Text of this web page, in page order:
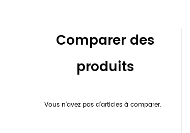
Comparer des
produits
Vous n’avez pas d’articles à comparer.